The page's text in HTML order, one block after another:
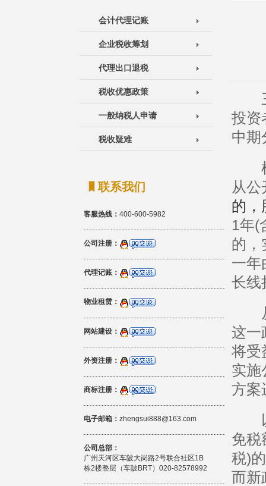
会计代理记账
企业税收筹划
代理出口退税
税收优惠政策
一般纳税人申请
税收疑难
联系我们
客服热线： 400-600-5982
公司注册：
代理记账：
物业租赁：
网站建设：
外资注册：
商标注册：
电子邮箱： zhengsui888@163.com
公司总部：
广州天河区车陂大岗路2号联合社区1B
栋2楼整层（车陂BRT）020-82578992
三
投资
中期
根
从
的，
1年(
的，
一年
长线
从
这一
将受
实施
方案
以
免税
税)
而新